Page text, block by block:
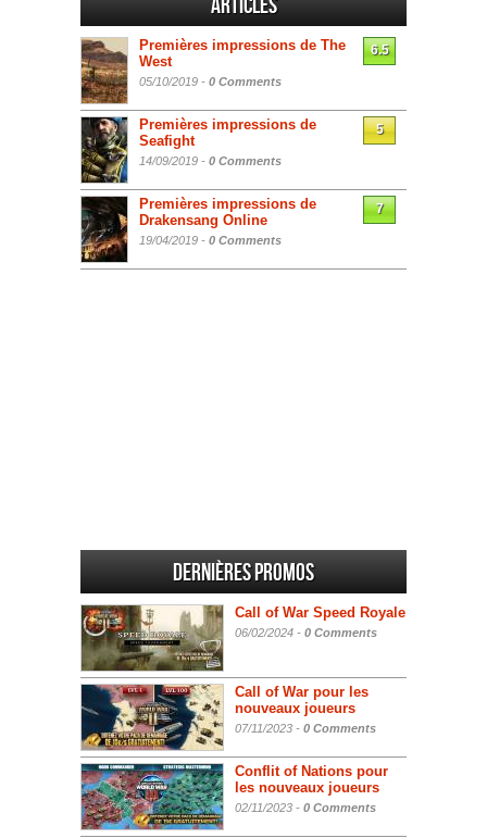
Articles
Premières impressions de The
West
05/10/2019 - 0 Comments
6.5
Premières impressions de
Seafight
14/09/2019 - 0 Comments
5
Premières impressions de
Drakensang Online
19/04/2019 - 0 Comments
7
Dernières promos
Call of War Speed Royale
06/02/2024 - 0 Comments
Call of War pour les
nouveaux joueurs
07/11/2023 - 0 Comments
Conflit of Nations pour
les nouveaux joueurs
02/11/2023 - 0 Comments